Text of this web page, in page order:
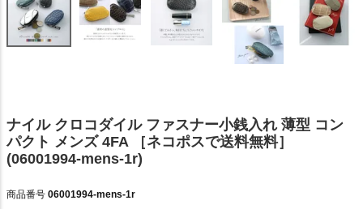
ナイル クロコダイル ファスナー小銭入れ 薄型 コン
パクト メンズ 4FA ［ネコポスで送料無料］
(06001994-mens-1r)
商品番号 06001994-mens-1r